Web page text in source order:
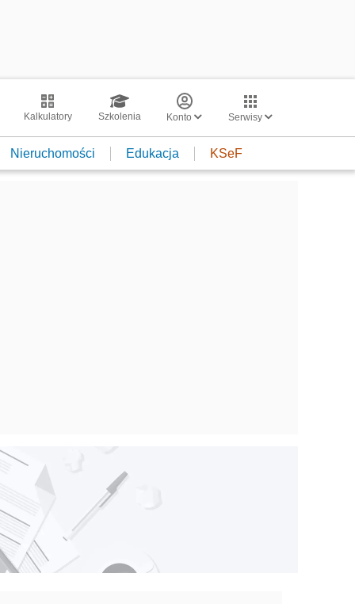
Kalkulatory Szkolenia Konto Serwisy
Nieruchomości Edukacja KSeF